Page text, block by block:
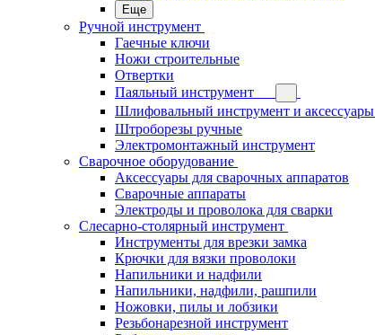
Еще
Ручной инструмент
Гаечные ключи
Ножи строительные
Отвертки
Паяльный инструмент
Шлифовальный инструмент и аксессуары
Штроборезы ручные
Электромонтажный инструмент
Сварочное оборудование
Аксессуары для сварочных аппаратов
Сварочные аппараты
Электроды и проволока для сварки
Слесарно-столярный инструмент
Инструменты для врезки замка
Крючки для вязки проволоки
Напильники и надфили
Напильники, надфили, рашпили
Ножовки, пилы и лобзики
Резьбонарезной инструмент